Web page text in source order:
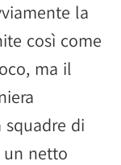
la
così come
ma il
di
netto